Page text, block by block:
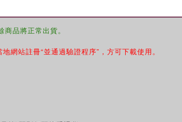
品將正常出貨。
站註冊“並通過驗證程序”，方可下載使用。